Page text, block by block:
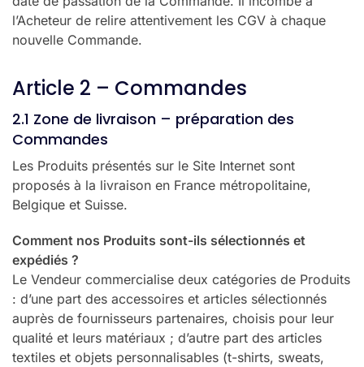
l’Acheteur de relire attentivement les CGV à chaque
nouvelle Commande.
Article 2 – Commandes
2.1 Zone de livraison – préparation des
Commandes
Les Produits présentés sur le Site Internet sont
proposés à la livraison en France métropolitaine,
Belgique et Suisse.
Comment nos Produits sont-ils sélectionnés et
expédiés ?
Le Vendeur commercialise deux catégories de Produits
: d’une part des accessoires et articles sélectionnés
auprès de fournisseurs partenaires, choisis pour leur
qualité et leurs matériaux ; d’autre part des articles
textiles et objets personnalisables (t-shirts, sweats,